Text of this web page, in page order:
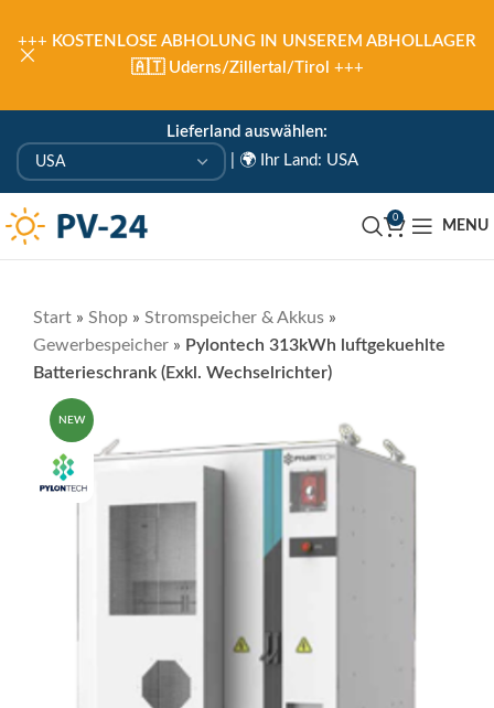
Lieferland auswählen:
🌍 Ihr Land: USA
0
MENU
Start » Shop » Stromspeicher & Akkus »
Gewerbespeicher » Pylontech 313kWh luftgekuehlte
Batterieschrank (Exkl. Wechselrichter)
NEW
+++ KOSTENLOSE ABHOLUNG IN UNSEREM ABHOLLAGER
🇦🇹 Uderns/Zillertal/Tirol +++